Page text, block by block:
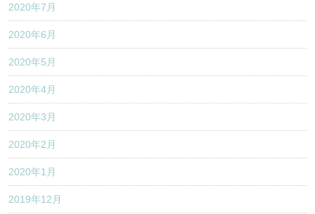
2020年7月
2020年6月
2020年5月
2020年4月
2020年3月
2020年2月
2020年1月
2019年12月